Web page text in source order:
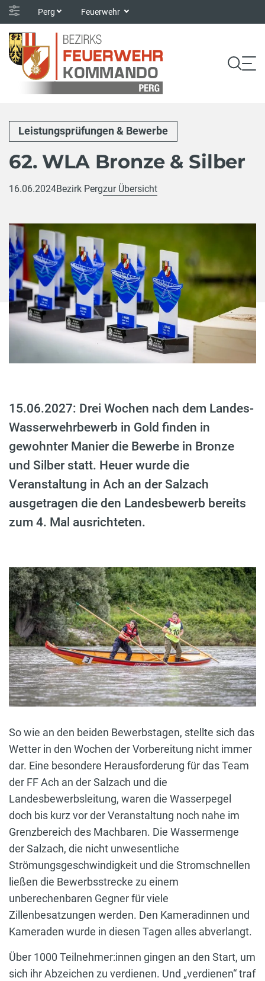
Perg Feuerwehr
Leistungsprüfungen & Bewerbe
62. WLA Bronze & Silber
16.06.2024Bezirk Pergzur Übersicht
15.06.2027: Drei Wochen nach dem Landes-
Wasserwehrbewerb in Gold finden in
gewohnter Manier die Bewerbe in Bronze
und Silber statt. Heuer wurde die
Veranstaltung in Ach an der Salzach
ausgetragen die den Landesbewerb bereits
zum 4. Mal ausrichteten.
So wie an den beiden Bewerbstagen, stellte sich das
Wetter in den Wochen der Vorbereitung nicht immer
dar. Eine besondere Herausforderung für das Team
der FF Ach an der Salzach und die
Landesbewerbsleitung, waren die Wasserpegel
doch bis kurz vor der Veranstaltung noch nahe im
Grenzbereich des Machbaren. Die Wassermenge
der Salzach, die nicht unwesentliche
Strömungsgeschwindigkeit und die Stromschnellen
ließen die Bewerbsstrecke zu einem
unberechenbaren Gegner für viele
Zillenbesatzungen werden. Den Kameradinnen und
Kameraden wurde in diesen Tagen alles abverlangt.
Über 1000 Teilnehmer:innen gingen an den Start, um
sich ihr Abzeichen zu verdienen. Und „verdienen“ traf